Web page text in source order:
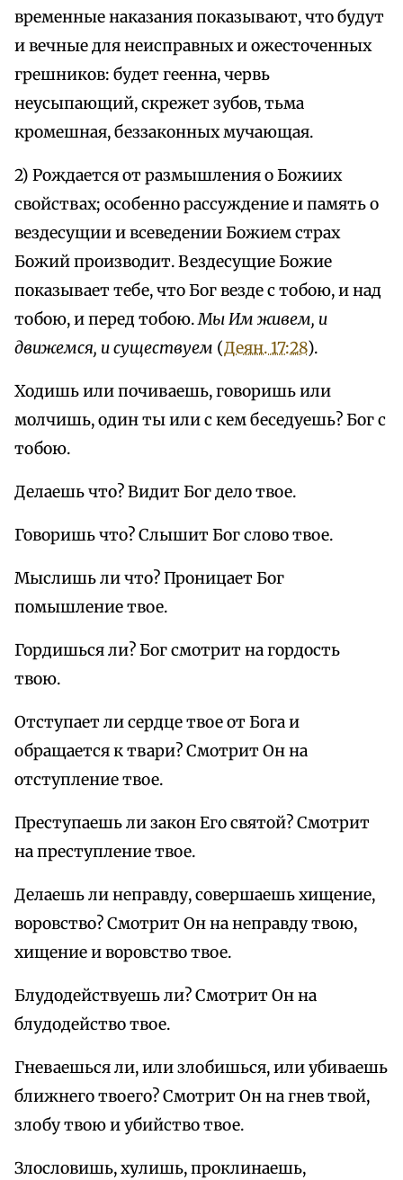
временные наказания показывают, что будут
и вечные для неисправных и ожесточенных
грешников: будет геенна, червь
неусыпающий, скрежет зубов, тьма
кромешная, беззаконных мучающая.
2) Рождается от размышления о Божиих
свойствах; особенно рассуждение и память о
вездесущии и всеведении Божием страх
Божий производит. Вездесущие Божие
показывает тебе, что Бог везде с тобою, и над
тобою, и перед тобою.Мы Им живем, и
движемся, и существуем (Деян. 17:28).
Ходишь или почиваешь, говоришь или
молчишь, один ты или с кем беседуешь? Бог с
тобою.
Делаешь что? Видит Бог дело твое.
Говоришь что? Слышит Бог слово твое.
Мыслишь ли что? Проницает Бог
помышление твое.
Гордишься ли? Бог смотрит на гордость
твою.
Отступает ли сердце твое от Бога и
обращается к твари? Смотрит Он на
отступление твое.
Преступаешь ли закон Его святой? Смотрит
на преступление твое.
Делаешь ли неправду, совершаешь хищение,
воровство? Смотрит Он на неправду твою,
хищение и воровство твое.
Блудодействуешь ли? Смотрит Он на
блудодейство твое.
Гневаешься ли, или злобишься, или убиваешь
ближнего твоего? Смотрит Он на гнев твой,
злобу твою и убийство твое.
Злословишь, хулишь, проклинаешь,